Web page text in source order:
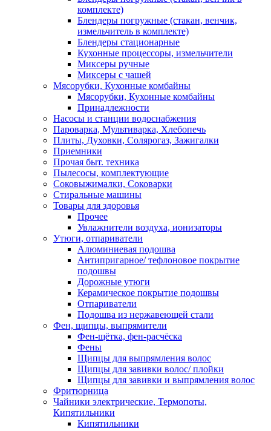
комплекте)
Блендеры погружные (стакан, венчик,
измельчитель в комплекте)
Блендеры стационарные
Кухонные процессоры, измельчители
Миксеры ручные
Миксеры с чашей
Мясорубки, Кухонные комбайны
Мясорубки, Кухонные комбайны
Принадлежности
Насосы и станции водоснабжения
Пароварка, Мультиварка, Хлебопечь
Плиты, Духовки, Солярогаз, Зажигалки
Приемники
Прочая быт. техника
Пылесосы, комплектующие
Соковыжималки, Соковарки
Стиральные машины
Товары для здоровья
Прочее
Увлажнители воздуха, ионизаторы
Утюги, отпариватели
Алюминиевая подошва
Антипригарное/ тефлоновое покрытие
подошвы
Дорожные утюги
Керамическое покрытие подошвы
Отпариватели
Подошва из нержавеющей стали
Фен, щипцы, выпрямители
Фен-щётка, фен-расчёска
Фены
Щипцы для выпрямления волос
Щипцы для завивки волос/ плойки
Щипцы для завивки и выпрямления волос
Фритюрница
Чайники электрические, Термопоты,
Кипятильники
Кипятильники